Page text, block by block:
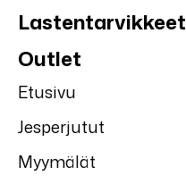
Lastentarvikkeet
Outlet
Etusivu
Jesperjutut
Myymälät